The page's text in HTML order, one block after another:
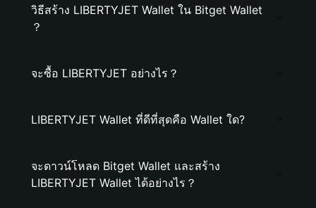
วิธีสร้าง LIBERTYJET Wallet ใน Bitget Wallet
？
จะซื้อ LIBERTYJET อย่างไร？
LIBERTYJET Wallet ที่ดีที่สุดคือ Wallet ใด?
จะดาวน์โหลด Bitget Wallet และสร้าง
LIBERTYJET Wallet ได้อย่างไร？